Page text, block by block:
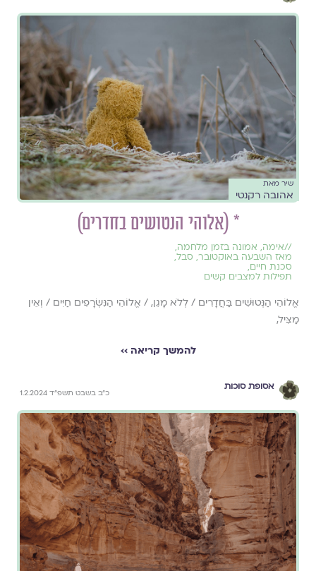
שיר מאת
אהובה רקנטי
* (אלוהי הנטושים בחדרים)
//אימה, אמונה בזמן מלחמה,
מאז השבעה באוקטובר, סבל,
סכנת חיים,
תפילות למצבים קשים
אֱלוֹהֵי הַנְּטוּשִׁים בַּחֲדָרִים / לְלֹא מָגֵן, / אֱלוֹהֵי הַנִּשְׂרָפִים חַיִּים / וְאֵין
מַצִּיל,
להמשך קריאה ››
אסופת סוכות
כ״ב בשבט תשפ״ד 1.2.2024